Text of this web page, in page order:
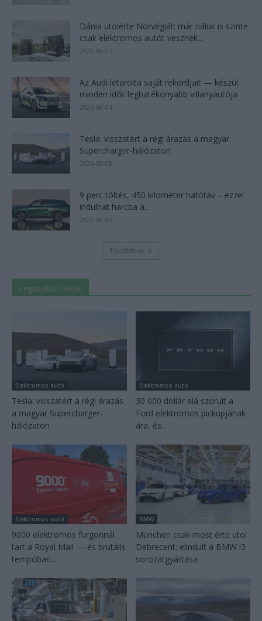
Dánia utolérte Norvégiát: már náluk is szinte
csak elektromos autót vesznek...
2026-08-07
Az Audi letarolta saját rekordjait — készül
minden idők leghatékonyabb villanyautója
2026-08-04
Tesla: visszatért a régi árazás a magyar
Supercharger-hálózaton
2026-08-08
9 perc töltés, 450 kilométer hatótáv – ezzel
indulhat harcba a...
2026-08-05
Továbbiak
Legutolsó cikkek
Elektromos autó
Tesla: visszatért a régi árazás
a magyar Supercharger-
hálózaton
Elektromos autó
30 000 dollár alá szorult a
Ford elektromos pickupjának
ára, és...
Elektromos autó
9000 elektromos furgonnál
tart a Royal Mail — és brutális
tempóban...
BMW
München csak most érte utol
Debrecent: elindult a BMW i3
sorozatgyártása